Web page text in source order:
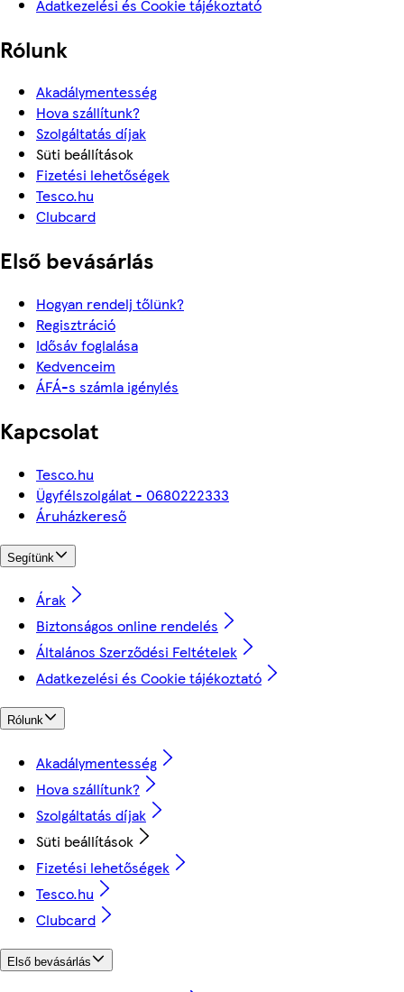
Adatkezelési és Cookie tájékoztató
Rólunk
Akadálymentesség
Hova szállítunk?
Szolgáltatás díjak
Süti beállítások
Fizetési lehetőségek
Tesco.hu
Clubcard
Első bevásárlás
Hogyan rendelj tőlünk?
Regisztráció
Idősáv foglalása
Kedvenceim
ÁFÁ-s számla igénylés
Kapcsolat
Tesco.hu
Ügyfélszolgálat - 0680222333
Áruházkereső
Segítünk
Árak
Biztonságos online rendelés
Általános Szerződési Feltételek
Adatkezelési és Cookie tájékoztató
Rólunk
Akadálymentesség
Hova szállítunk?
Szolgáltatás díjak
Süti beállítások
Fizetési lehetőségek
Tesco.hu
Clubcard
Első bevásárlás